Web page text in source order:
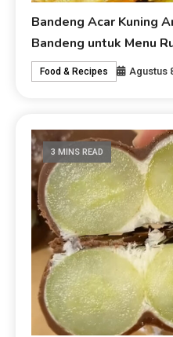
Bandeng Acar Kuning
Bandeng untuk Menu
Food & Recipes Agustus
3 MINS READ